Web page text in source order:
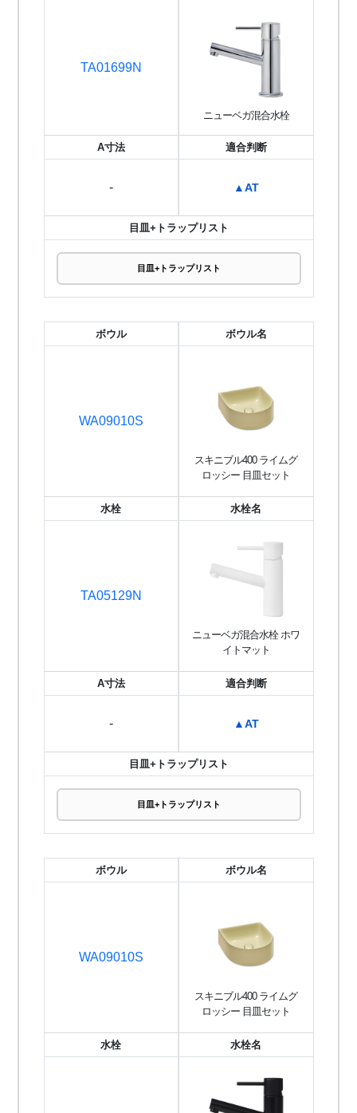
TA01699N
ニューベガ混合水栓
A寸法
-
適合判断
▲AT
目皿+トラップリスト
目皿+トラップリスト
ボウル
WA09010S
ボウル名
スキニブル400 ライムグ
ロッシー 目皿セット
水栓
TA05129N
水栓名
ニューベガ混合水栓 ホワ
イトマット
A寸法
-
適合判断
▲AT
目皿+トラップリスト
目皿+トラップリスト
ボウル
WA09010S
ボウル名
スキニブル400 ライムグ
ロッシー 目皿セット
水栓 水栓名